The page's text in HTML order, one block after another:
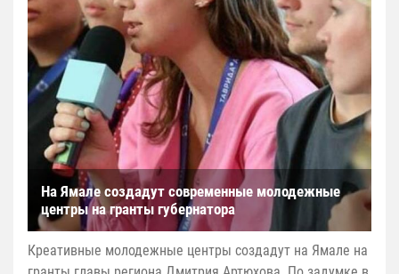
На Ямале создадут современные молодежные
центры на гранты губернатора
Креативные молодежные центры создадут на Ямале на